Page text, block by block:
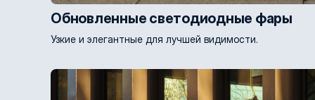
Обновленные светодиодные фары
Узкие и элегантные для лучшей видимости.